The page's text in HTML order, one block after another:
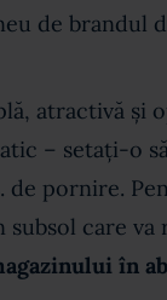
de brandul
atractivă și
– setați-o
de pornire.
care
în